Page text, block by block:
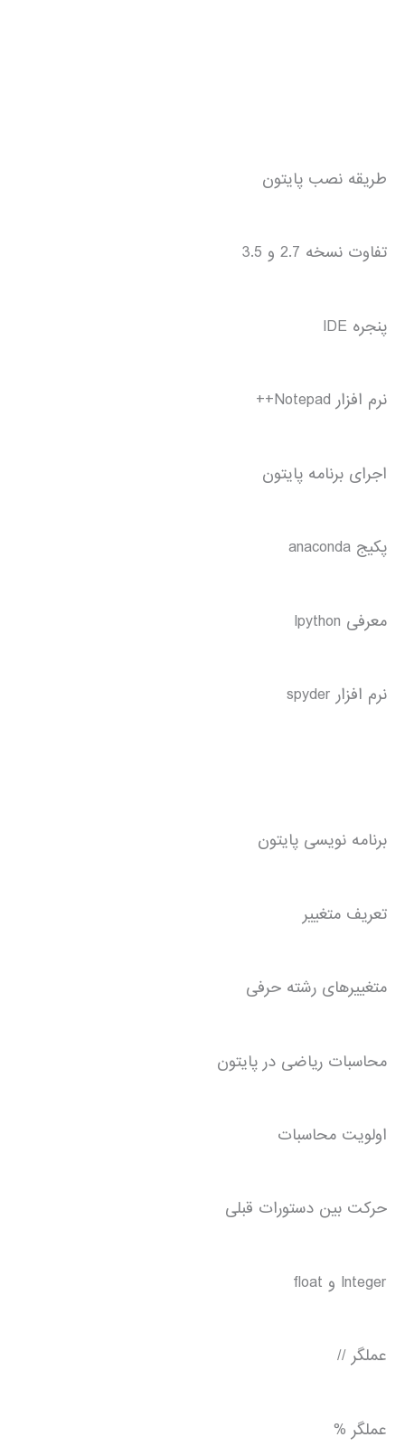
طریقه نصب پایتون
تفاوت نسخه 2.7 و 3.5
پنجره IDE
نرم افزار Notepad++
اجرای برنامه پایتون
پکیج anaconda
معرفی Ipython
نرم افزار spyder
برنامه نویسی پایتون
تعریف متغییر
متغییرهای رشته حرفی
محاسبات ریاضی در پایتون
اولویت محاسبات
حرکت بین دستورات قبلی
Integer و float
عملگر //
عملگر %